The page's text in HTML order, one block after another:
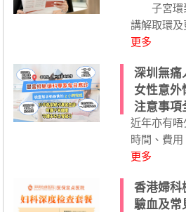
子宮環到
講解取環及
更多
深圳無痛
女性意外
注意事項
近年亦有唔
時間、費
更多
香港婦科
驗血及常